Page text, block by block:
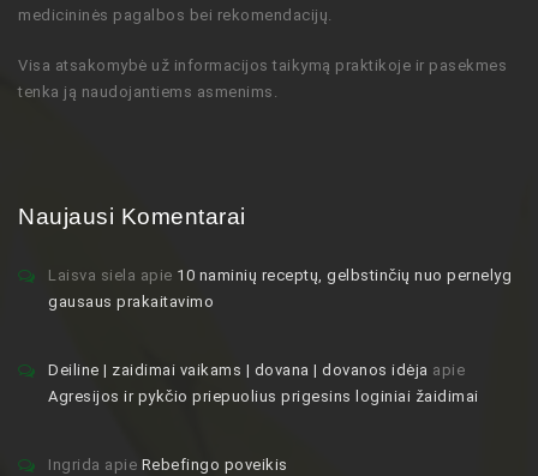
medicininės pagalbos bei rekomendacijų.
Visa atsakomybė už informacijos taikymą praktikoje ir pasekmes
tenka ją naudojantiems asmenims.
Naujausi Komentarai
Laisva siela apie 10 naminių receptų, gelbstinčių nuo pernelyg
gausaus prakaitavimo
Deiline | zaidimai vaikams | dovana | dovanos idėja apie
Agresijos ir pykčio priepuolius prigesins loginiai žaidimai
Ingrida apie Rebefingo poveikis